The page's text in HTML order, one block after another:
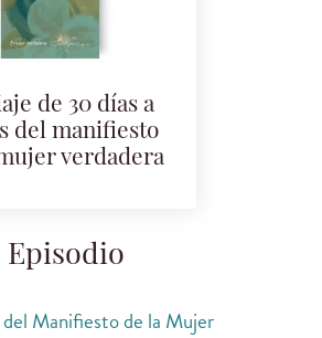
de 30 días a
del manifiesto
verdadera
Episodio
Manifiesto de la Mujer